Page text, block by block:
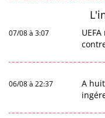
07/08 à 3:07
06/08 à 22:37
A